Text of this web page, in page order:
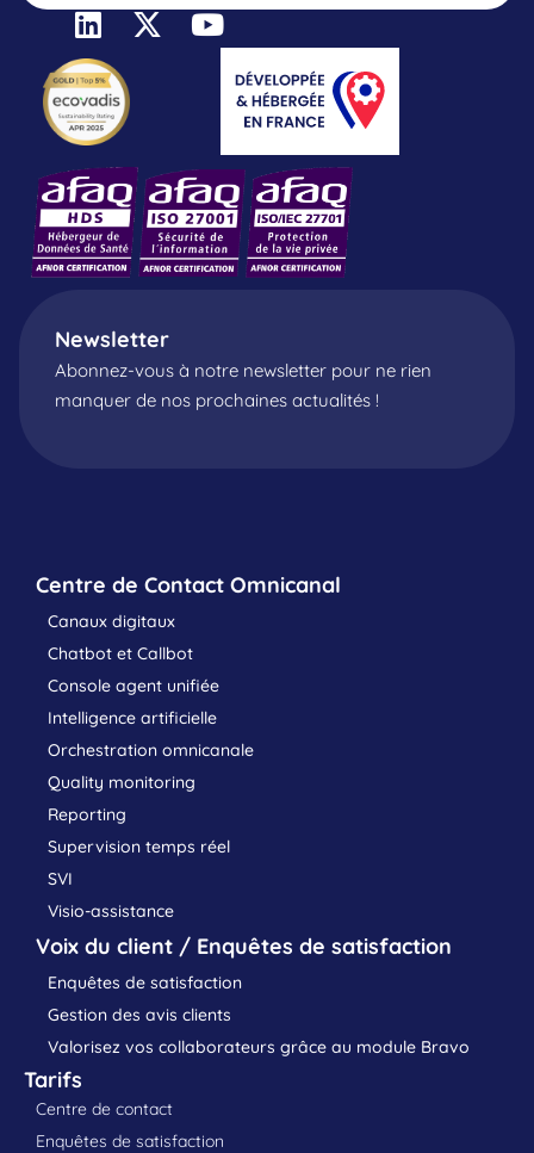
Newsletter
Abonnez-vous à notre newsletter pour ne rien
manquer de nos prochaines actualités !
Centre de Contact Omnicanal
Canaux digitaux
Chatbot et Callbot
Console agent unifiée
Intelligence artificielle
Orchestration omnicanale
Quality monitoring
Reporting
Supervision temps réel
SVI
Visio-assistance
Voix du client / Enquêtes de satisfaction
Enquêtes de satisfaction
Gestion des avis clients
Valorisez vos collaborateurs grâce au module Bravo
Tarifs
Centre de contact
Enquêtes de satisfaction